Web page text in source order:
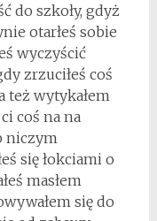
do szkoły, gdyż
otarłeś sobie
wyczyścić
zrzuciłeś coś
też wytykałem
coś na na
niczym
się łokciami o
masłem
się do